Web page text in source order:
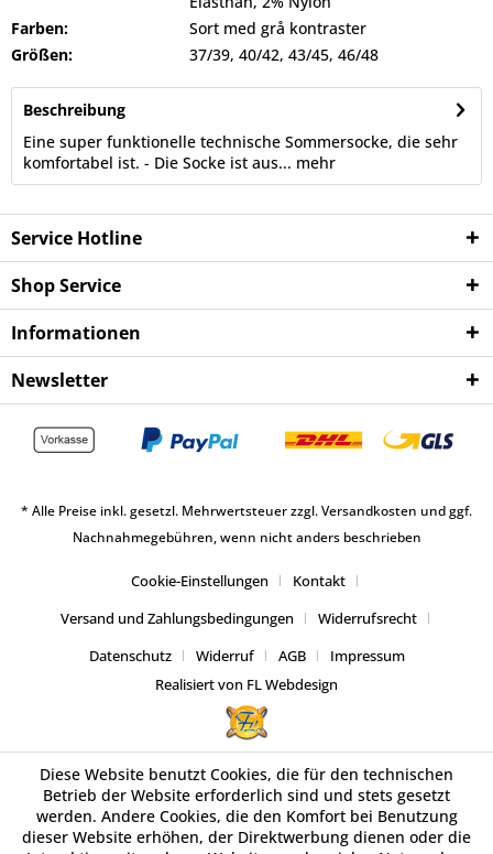
Farben:
Sort med grå kontraster
Größen:
37/39, 40/42, 43/45, 46/48
Beschreibung
Eine super funktionelle technische Sommersocke, die sehr
komfortabel ist. - Die Socke ist aus... mehr
Service Hotline
Shop Service
Informationen
Newsletter
* Alle Preise inkl. gesetzl. Mehrwertsteuer zzgl.Versandkosten und ggf.
Nachnahmegebühren, wenn nicht anders beschrieben
Cookie-Einstellungen
Kontakt
Versand und Zahlungsbedingungen
Widerrufsrecht
Datenschutz
Widerruf AGB
Impressum
Realisiert von FL Webdesign
Diese Website benutzt Cookies, die für den technischen
Betrieb der Website erforderlich sind und stets gesetzt
werden. Andere Cookies, die den Komfort bei Benutzung
dieser Website erhöhen, der Direktwerbung dienen oder die